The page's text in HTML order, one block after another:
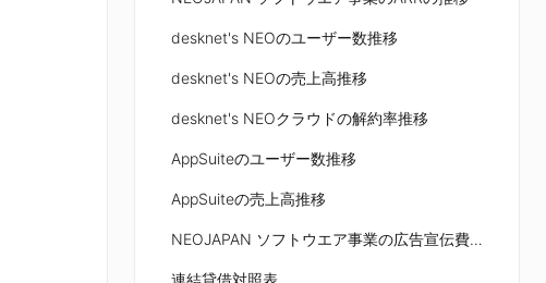
desknet's NEOのユーザー数推移
desknet's NEOの売上高推移
desknet's NEOクラウドの解約率推移
AppSuiteのユーザー数推移
AppSuiteの売上高推移
NEOJAPAN ソフトウエア事業の広告宣伝費の見通し
連結貸借対照表